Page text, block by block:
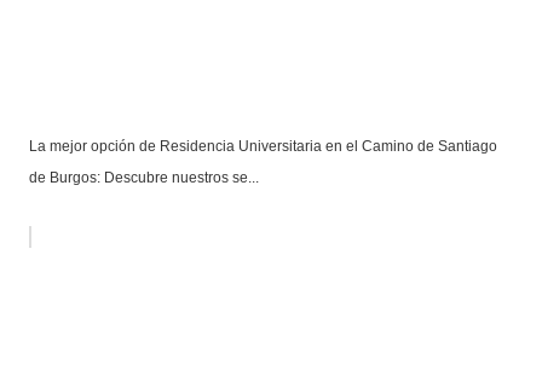
La mejor opción de Residencia Universitaria en el Camino de Santiago
de Burgos: Descubre nuestros se...